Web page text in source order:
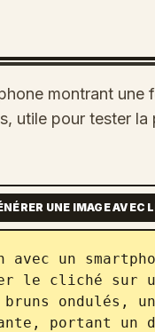
montrant une
utile pour tester
UNE IMAGE AVEC
un
cliché sur
ondulés,
portant un